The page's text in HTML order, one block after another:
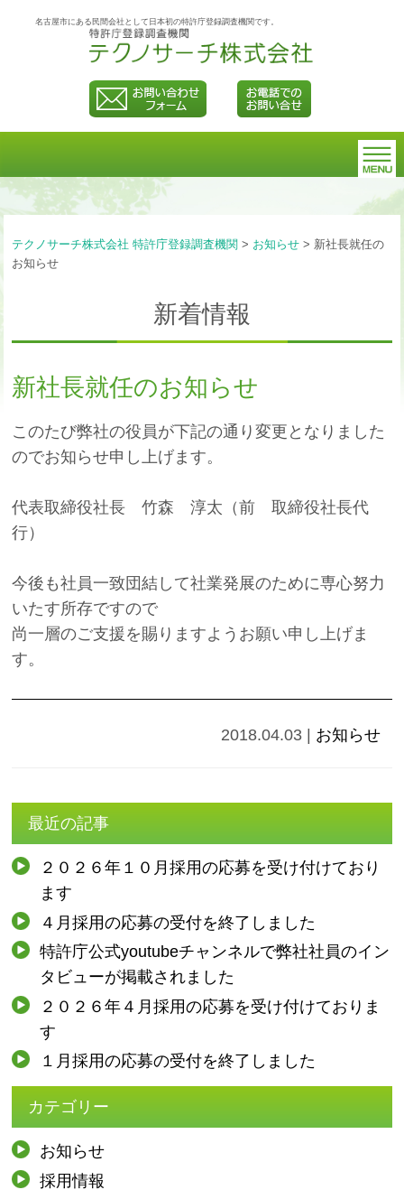
名古屋市にある民間会社として日本初の特許庁登録調査機関です。
テクノサーチ株式会社 特許庁登録調査機関 > お知らせ > 新社長就任の
お知らせ
新着情報
新社長就任のお知らせ
このたび弊社の役員が下記の通り変更となりました
のでお知らせ申し上げます。
代表取締役社長 竹森 淳太（前 取締役社長代
行）
今後も社員一致団結して社業発展のために専心努力
いたす所存ですので
尚一層のご支援を賜りますようお願い申し上げま
す。
2018.04.03 | お知らせ
最近の記事
２０２６年１０月採用の応募を受け付けており
ます
４月採用の応募の受付を終了しました
特許庁公式youtubeチャンネルで弊社社員のイン
タビューが掲載されました
２０２６年４月採用の応募を受け付けておりま
す
１月採用の応募の受付を終了しました
カテゴリー
お知らせ
採用情報